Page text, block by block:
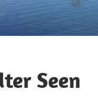
Seen